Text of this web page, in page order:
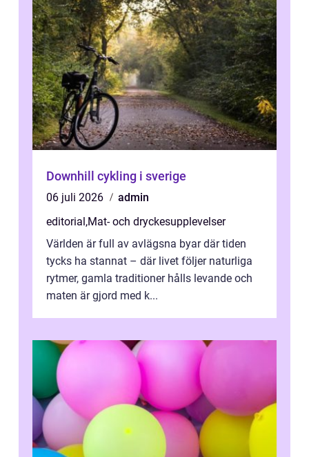
Downhill cykling i sverige
06 juli 2026
admin
editorial ,Mat- och dryckesupplevelser
Världen är full av avlägsna byar där tiden
tycks ha stannat – där livet följer naturliga
rytmer, gamla traditioner hålls levande och
maten är gjord med k...